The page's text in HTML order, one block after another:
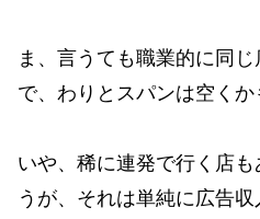
ま、言うても職業的に同
で、わりとスパンは空くか
いや、稀に連発で行く店
うが、それは単純に広告収